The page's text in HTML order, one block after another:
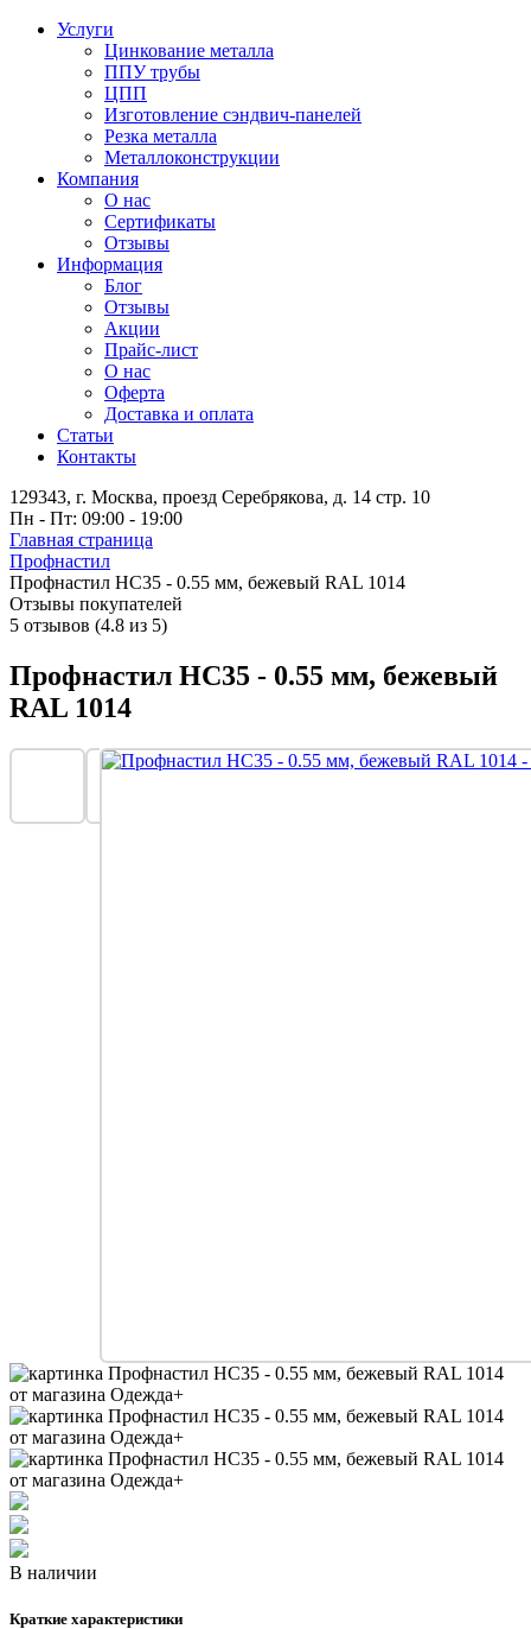
Услуги
Цинкование металла
ППУ трубы
ЦПП
Изготовление сэндвич-панелей
Резка металла
Металлоконструкции
Компания
О нас
Сертификаты
Отзывы
Информация
Блог
Отзывы
Акции
Прайс-лист
О нас
Оферта
Доставка и оплата
Статьи
Контакты
129343, г. Москва, проезд Серебрякова, д. 14 стр. 10
Пн - Пт: 09:00 - 19:00
Главная страница
Профнастил
Профнастил НС35 - 0.55 мм, бежевый RAL 1014
Отзывы покупателей
5 отзывов (4.8 из 5)
Профнастил НС35 - 0.55 мм, бежевый
RAL 1014
В наличии
Краткие характеристики